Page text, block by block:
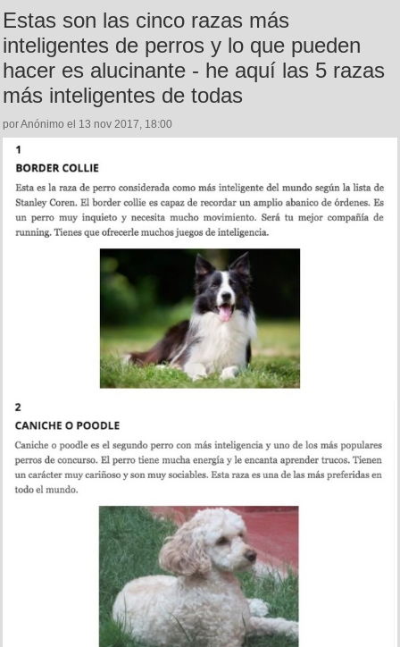
Estas son las cinco razas más
inteligentes de perros y lo que pueden
hacer es alucinante - he aquí las 5 razas
más inteligentes de todas
por Anónimo el 13 nov 2017, 18:00